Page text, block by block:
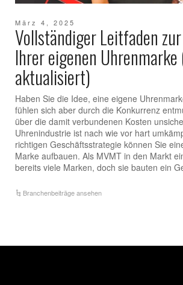
März 4, 2025
Vollständiger Leitfaden
Ihrer eigenen
aktualisiert)
Haben Sie die Idee, eine eigene
fühlen sich aber durch die Konkurrenz
über die damit verbundenen Kosten
Uhrenindustrie ist nach wie vor hart
richtigen Geschäftsstrategie können Sie
Marke aufbauen. Als MVMT in den Markt
bereits viele Marken, doch sie bauten ein
Branchenbeiträge ansehen